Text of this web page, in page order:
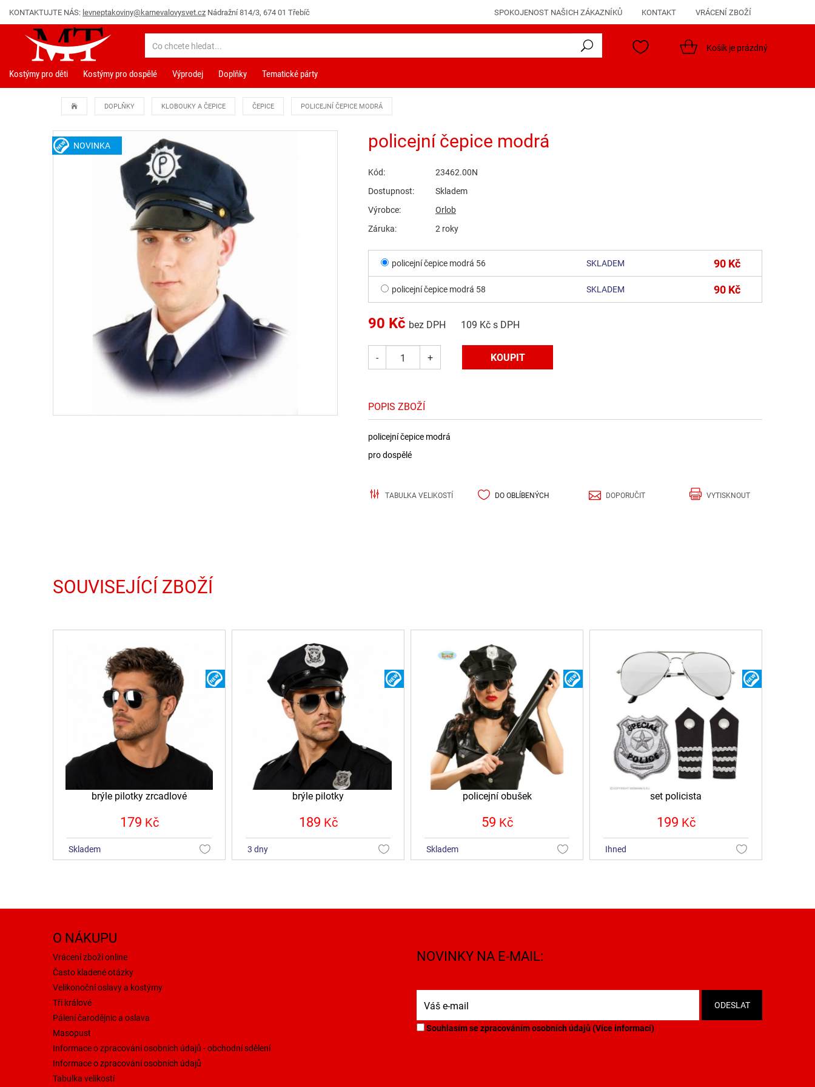
KONTAKTUJTE NÁS: levneptakoviny@karnevalovysvet.cz Nádražní 814/3, 674 01 Třebíč SPOKOJENOST NAŠICH ZÁKAZNÍKŮ KONTAKT VRÁCENÍ ZBOŽÍ
PŘIHLÁŠENÍ
Košík je prázdný
Kostýmy pro děti Kostýmy pro dospělé Výprodej Doplňky Tematické párty
DOPLŇKY KLOBOUKY A ČEPICE ČEPICE POLICEJNÍ ČEPICE MODRÁ
NOVINKA policejní čepice modrá
Kód:
23462.00N
Dostupnost:
Skladem
Výrobce:
Orlob
Záruka:
2 roky
policejní čepice modrá 56 SKLADEM 90 Kč
policejní čepice modrá 58 SKLADEM 90 Kč
90 Kč bez DPH 109 Kč s DPH
- +
POPIS ZBOŽÍ
policejní čepice modrá
pro dospělé
TABULKA VELIKOSTÍ DO OBLÍBENÝCH DOPORUČIT VYTISKNOUT
SOUVISEJÍCÍ ZBOŽÍ
brýle pilotky zrcadlové
179 Kč
skladem
brýle pilotky
189 Kč
3 dny
policejní obušek
59 Kč
skladem
set policista
199 Kč
ihned
O NÁKUPU
Vrácení zboží online
Často kladené otázky
Velikonoční oslavy a kostýmy
Tři králové
Pálení čarodějnic a oslava
Masopust
Informace o zpracování osobních údajů - obchodní sdělení
Informace o zpracování osobních údajů
Tabulka velikostí
NOVINKY NA E-MAIL:
Souhlasím se zpracováním osobních údajů (Více informací)